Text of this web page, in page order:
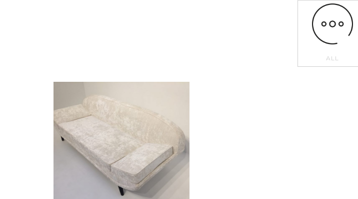
ALL
RARE SOFA OR DAYBED BY
FOLKE JANSSON